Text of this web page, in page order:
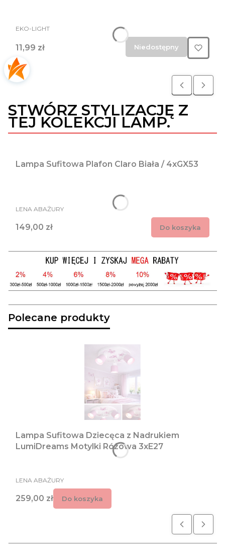
PRODUCENT
EKO-LIGHT
Cena
11,99 zł Niedostępny
STWÓRZ STYLIZACJĘ Z
TEJ KOLEKCJI LAMP.
Lampa Sufitowa Plafon Claro Biała / 4xGX53
PRODUCENT
LENA ABAŻURY
Cena
149,00 zł Do koszyka
Polecane produkty
Lampa Sufitowa Dziecęca z Nadrukiem
LumiDreams Motylki Różowa 3xE27
PRODUCENT
LENA ABAŻURY
Cena
259,00 zł Do koszyka